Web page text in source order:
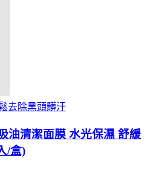
去除黑頭髒汙
油清潔面膜 水光保濕 舒緩
/盒)